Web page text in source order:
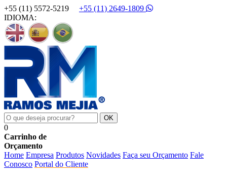
+55 (11) 5572-5219 +55 (11) 2649-1809
IDIOMA:
0
Carrinho de
Orçamento
Home Empresa Produtos Novidades Faça seu Orçamento Fale
Conosco Portal do Cliente